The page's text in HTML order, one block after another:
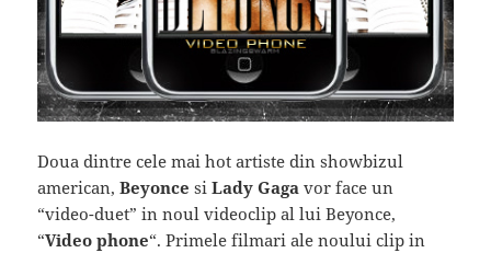
Doua dintre cele mai hot artiste din showbizul
american,Beyonce siLady Gaga vor face un
“video-duet” in noul videoclip al lui Beyonce,
“Video phone“. Primele filmari ale noului clip in